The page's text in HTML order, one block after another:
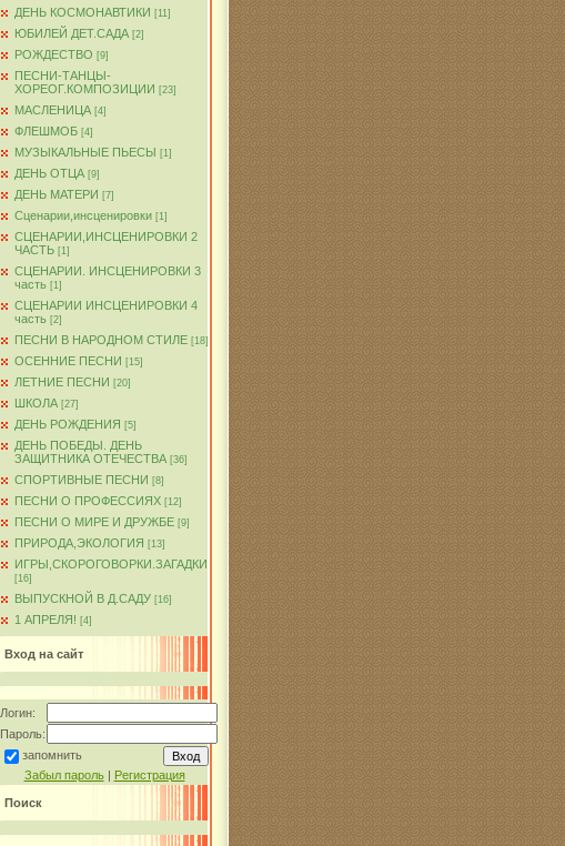
ДЕНЬ КОСМОНАВТИКИ [11]
ЮБИЛЕЙ ДЕТ.САДА [2]
РОЖДЕСТВО [9]
ПЕСНИ-ТАНЦЫ-
ХОРЕОГ.КОМПОЗИЦИИ [23]
МАСЛЕНИЦА [4]
ФЛЕШМОБ [4]
МУЗЫКАЛЬНЫЕ ПЬЕСЫ [1]
ДЕНЬ ОТЦА [9]
ДЕНЬ МАТЕРИ [7]
Сценарии,инсценировки [1]
СЦЕНАРИИ,ИНСЦЕНИРОВКИ 2
ЧАСТЬ [1]
СЦЕНАРИИ. ИНСЦЕНИРОВКИ 3
часть [1]
СЦЕНАРИИ ИНСЦЕНИРОВКИ 4
часть [2]
ПЕСНИ В НАРОДНОМ СТИЛЕ [18]
ОСЕННИЕ ПЕСНИ [15]
ЛЕТНИЕ ПЕСНИ [20]
ШКОЛА [27]
ДЕНЬ РОЖДЕНИЯ [5]
ДЕНЬ ПОБЕДЫ. ДЕНЬ
ЗАЩИТНИКА ОТЕЧЕСТВА [36]
СПОРТИВНЫЕ ПЕСНИ [8]
ПЕСНИ О ПРОФЕССИЯХ [12]
ПЕСНИ О МИРЕ И ДРУЖБЕ [9]
ПРИРОДА,ЭКОЛОГИЯ [13]
ИГРЫ,СКОРОГОВОРКИ.ЗАГАДКИ
[16]
ВЫПУСКНОЙ В Д.САДУ [16]
1 АПРЕЛЯ! [4]
Вход на сайт
Логин:
Пароль:
запомнить
Забыл пароль| Регистрация
Поиск